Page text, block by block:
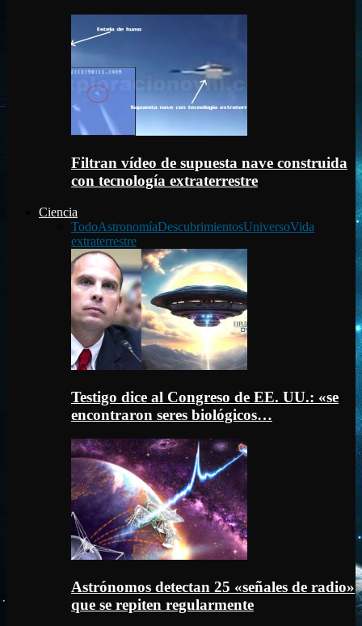
Filtran vídeo de supuesta nave construida
con tecnología extraterrestre
Ciencia
TodoAstronomíaDescubrimientosUniversoVida
extraterrestre
Testigo dice al Congreso de EE. UU.: «se
encontraron seres biológicos…
Astrónomos detectan 25 «señales de radio»
que se repiten regularmente